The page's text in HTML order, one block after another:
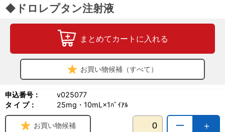
◆ドロレプタン注射液
まとめてカートに入れる
お買い物候補（すべて）
申込番号：
v025077
タ イ プ：
25mg・10mL×1ﾊﾞｲｱﾙ
＋
ー
お買い物候補